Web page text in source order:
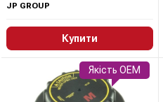
JP GROUP
Купити
Якість OEM